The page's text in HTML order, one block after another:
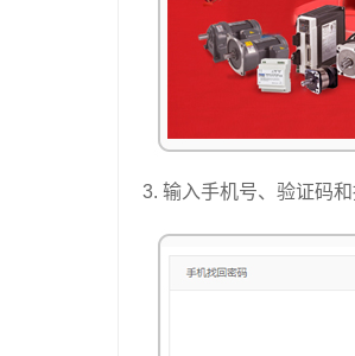
3. 输入手机号、验证码